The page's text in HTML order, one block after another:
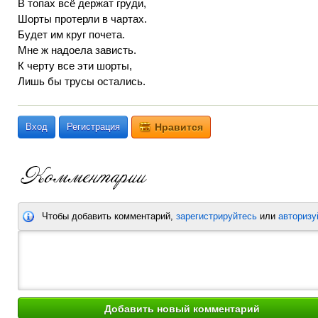
В топах всё держат груди,
Шорты протерли в чартах.
Будет им круг почета.
Мне ж надоела зависть.
К черту все эти шорты,
Лишь бы трусы остались.
Вход Регистрация Нравится
Чтобы добавить комментарий, зарегистрируйтесь или